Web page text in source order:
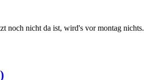
noch nicht da ist, wird's vor montag nichts.